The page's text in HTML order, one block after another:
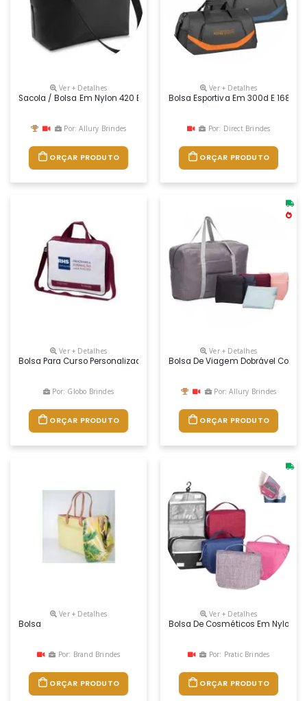
Ver + Detalhes
Sacola / Bolsa Em Nylon 420 E Detalhes Em Couro Sintético
Por: Allury Brindes
ORÇAR PRODUTO
Ver + Detalhes
Bolsa Esportiva Em 300d E 1680d
Por: Direct Brindes
ORÇAR PRODUTO
Ver + Detalhes
Bolsa Para Curso Personalizada, Material E Medidas De Acordo Com
Por: Globo Brindes
ORÇAR PRODUTO
Ver + Detalhes
Bolsa De Viagem Dobrável
Por: Allury Brindes
ORÇAR PRODUTO
Ver + Detalhes
Bolsa
Por: Brand Brindes
ORÇAR PRODUTO
Ver + Detalhes
Bolsa De Cosméticos Em Nylon
Por: Pratic Brindes
ORÇAR PRODUTO